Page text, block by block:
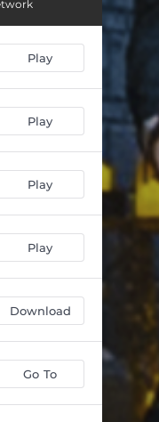
Play
Play
Play
Play
Download
Go To